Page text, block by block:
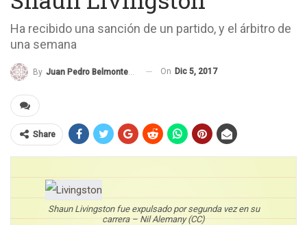
Ha recibido una sanción de un partido, y el árbitro de
una semana
By Juan Pedro Belmonte García On Dic 5, 2017
Share
Shaun Livingston fue expulsado por segunda vez en su
carrera – Nil Alemany (CC)